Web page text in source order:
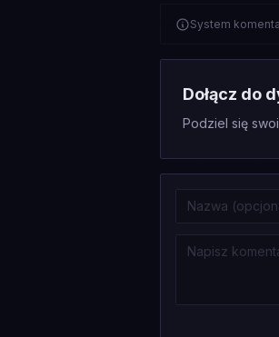
System
Dołącz do
Podziel się